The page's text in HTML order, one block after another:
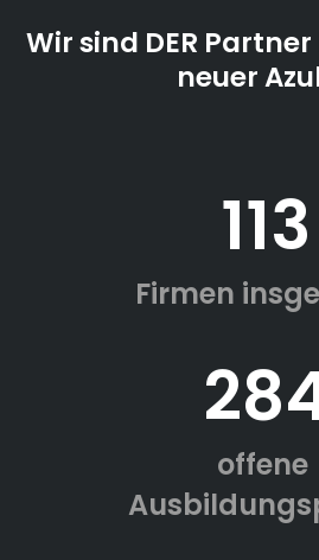
Wir sind DER
neuer
113
Firmen
offene